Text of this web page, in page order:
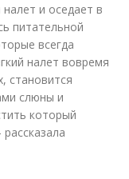
и оседает в
питательной
всегда
налет вовремя
становится
слюны и
который